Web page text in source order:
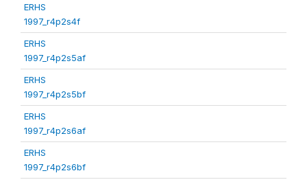
ERHS
1997_r4p2s4f
ERHS
1997_r4p2s5af
ERHS
1997_r4p2s5bf
ERHS
1997_r4p2s6af
ERHS
1997_r4p2s6bf